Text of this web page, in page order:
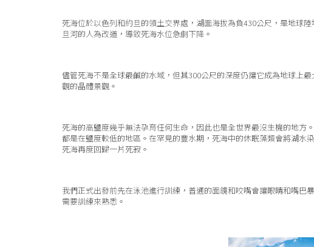
死海位於以色列和約旦的領土交界處，湖面海拔為負430公尺，是地球
旦河的人為改道，導致死海水位急劇下降。
儘管死海不是全球最鹹的水域，但其300公尺的深度仍讓它成為地球上
觀的晶體景觀。
死海的高鹽度幾乎無法孕育任何生命，因此也是全世界最沒生機的地
都是在鹽度較低的地區。在罕見的豐水期，死海中的休眠藻類會將湖水
死海再度回歸一片死寂。
我們正式出發前先在泳池進行訓練，普通的面鏡和咬嘴會讓眼睛和嘴
需要訓練來熟悉。